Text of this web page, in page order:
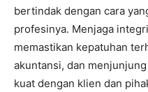
bertindak dengan cara
profesinya. Menjaga
memastikan kepatuhan
akuntansi, dan
kuat dengan klien dan